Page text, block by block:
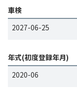
車検
2027-06-25
年式(初度登録年月)
2020-06